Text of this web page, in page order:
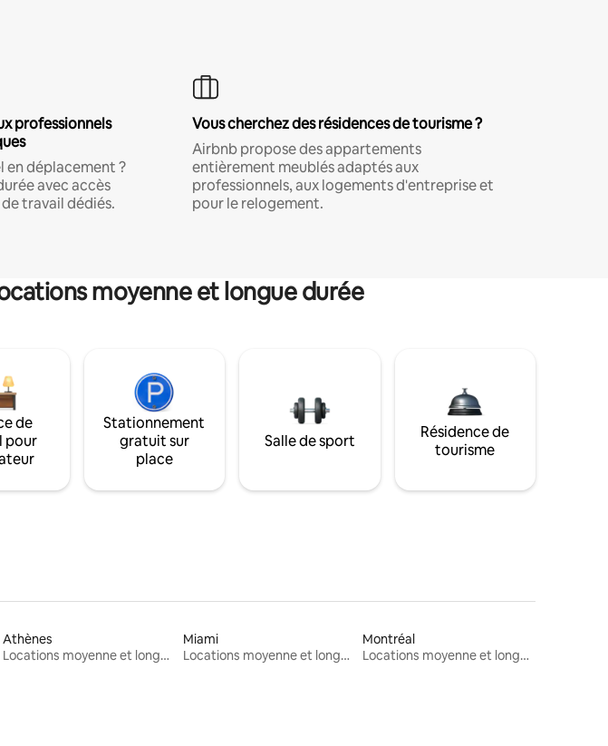
professionnels
en déplacement ?
avec accès
travail dédiés.
Vous cherchez des résidences de tourisme ?
Airbnb propose des appartements
entièrement meublés adaptés aux
professionnels, aux logements d'entreprise et
pour le relogement.
moyenne et longue durée
de
pour
Stationnement
gratuit sur
place
Salle de sport
Résidence de
tourisme
Athènes
Locations moyenne et longue durée
Miami
Locations moyenne et longue durée
Montréal
Locations moyenne et longue durée